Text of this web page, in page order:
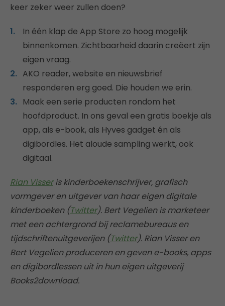
keer zeker weer zullen doen?
In één klap de App Store zo hoog mogelijk
binnenkomen. Zichtbaarheid daarin creëert zijn
eigen vraag.
AKO reader, website en nieuwsbrief
responderen erg goed. Die houden we erin.
Maak een serie producten rondom het
hoofdproduct. In ons geval een gratis boekje als
app, als e-book, als Hyves gadget én als
digibordles. Het aloude sampling werkt, ook
digitaal.
Rian Visseris kinderboekenschrijver, grafisch
vormgever en uitgever van haar eigen digitale
kinderboeken (Twitter). Bert Vegelien is marketeer
met een achtergrond bij reclamebureaus en
tijdschriftenuitgeverijen (Twitter). Rian Visser en
Bert Vegelien produceren en geven e-books, apps
en digibordlessen uit in hun eigen uitgeverij
Books2download.